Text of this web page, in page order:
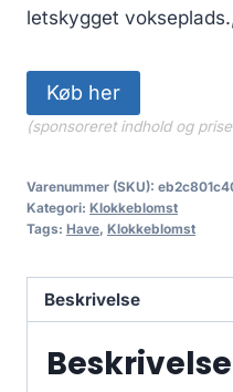
letskygget
Køb her
(sponsoreret indhold og
Varenummer (SKU):
Kategori: Klokkeblomst
Tags: Have, Klokkeblomst
Beskrivelse
Beskrivelse